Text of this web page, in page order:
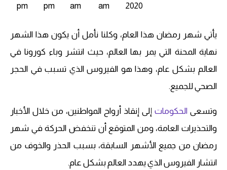
2020
am
am
pm
pm
يأتي شهر رمضان هذا العام، وكلنا نأمل أن يكون هذا الشهر
نهاية المحنة التي يمر بها العالم، حيث انتشر وباء كورونا في
العالم بشكل عام، وهذا هو الفيروس الذي تسبب في الحجر
الصحي للجميع.
وتسعى الحكومات إلى إنقاذ أرواح المواطنين، من خلال الأخبار
والتحذيرات العامة، ومن المتوقع أن تنخفض الحركة في شهر
رمضان من جميع الأشهر السابقة، بسبب الحذر والخوف من
انتشار الفيروس الذي يهدد العالم بشكل عام.